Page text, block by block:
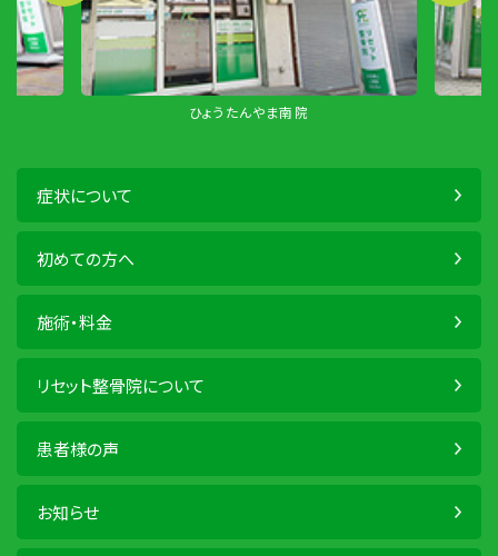
ひょうたんやま南院
症状について
初めての方へ
施術・料金
リセット整骨院について
患者様の声
お知らせ